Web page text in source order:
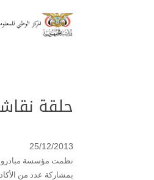
حلقة
25/12/2013
نظمت مؤسسة مبادرون
بمشاركة عدد من